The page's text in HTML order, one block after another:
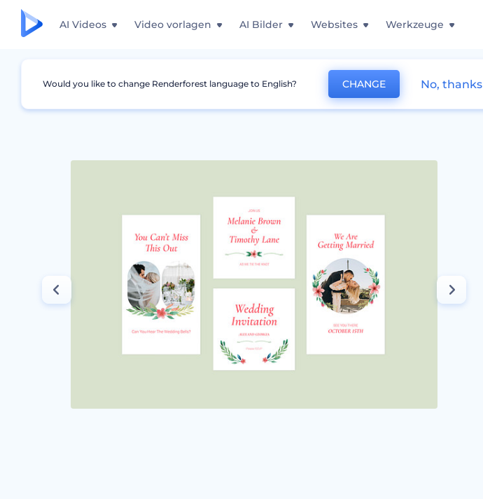
AI Videos Video vorlagen AI Bilder Websites Werkzeuge
Grafiken Instagram Story Hochzeitseinladungen-Design-Paket
Would you like to change Renderforest language to English? CHANGE No, thanks